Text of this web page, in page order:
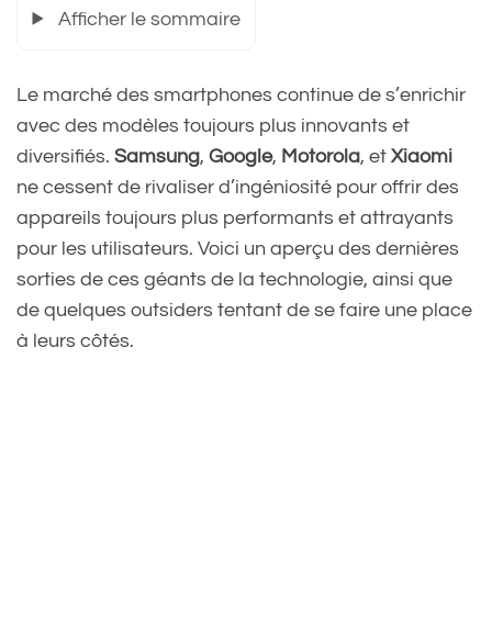
Afficher le sommaire
Le marché des smartphones continue de s’enrichir
avec des modèles toujours plus innovants et
diversifiés. Samsung, Google, Motorola, et Xiaomi
ne cessent de rivaliser d’ingéniosité pour offrir des
appareils toujours plus performants et attrayants
pour les utilisateurs. Voici un aperçu des dernières
sorties de ces géants de la technologie, ainsi que
de quelques outsiders tentant de se faire une place
à leurs côtés.